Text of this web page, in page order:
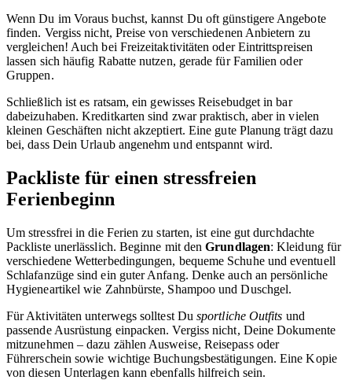
Wenn Du im Voraus buchst, kannst Du oft günstigere Angebote
finden. Vergiss nicht, Preise von verschiedenen Anbietern zu
vergleichen! Auch bei Freizeitaktivitäten oder Eintrittspreisen
lassen sich häufig Rabatte nutzen, gerade für Familien oder
Gruppen.
Schließlich ist es ratsam, ein gewisses Reisebudget in bar
dabeizuhaben. Kreditkarten sind zwar praktisch, aber in vielen
kleinen Geschäften nicht akzeptiert. Eine gute Planung trägt dazu
bei, dass Dein Urlaub angenehm und entspannt wird.
Packliste für einen stressfreien
Ferienbeginn
Um stressfrei in die Ferien zu starten, ist eine gut durchdachte
Packliste unerlässlich. Beginne mit denGrundlagen: Kleidung für
verschiedene Wetterbedingungen, bequeme Schuhe und eventuell
Schlafanzüge sind ein guter Anfang. Denke auch an persönliche
Hygieneartikel wie Zahnbürste, Shampoo und Duschgel.
Für Aktivitäten unterwegs solltest Dusportliche Outfits und
passende Ausrüstung einpacken. Vergiss nicht, Deine Dokumente
mitzunehmen – dazu zählen Ausweise, Reisepass oder
Führerschein sowie wichtige Buchungsbestätigungen. Eine Kopie
von diesen Unterlagen kann ebenfalls hilfreich sein.